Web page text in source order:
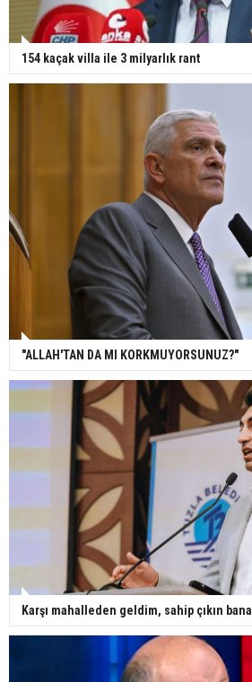
154 kaçak villa ile 3 milyarlık rant
"ALLAH'TAN DA MI KORKMUYORSUNUZ?"
Karşı mahalleden geldim, sahip çıkın bana